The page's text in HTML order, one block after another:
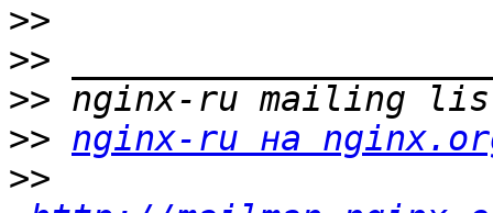
>>
>>
>>
>> nginx-ru на
>>